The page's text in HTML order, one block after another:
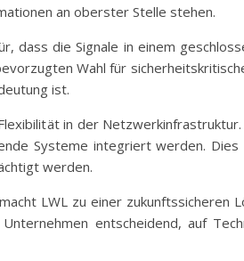
an oberster Stelle stehen.
dass die Signale in einem
Wahl für
ist.
in der
Systeme integriert werden.
werden.
LWL zu einer
entscheidend, auf